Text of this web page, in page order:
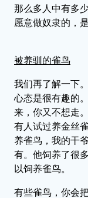
那么多人中有多
愿意做奴隶的，
被养驯的雀鸟
我们再了解一下
心态是很有趣的
来，你又不想走
有人试过养金丝
养雀鸟，我的干
有。他饲养了很
以饲养雀鸟。
有些雀鸟，你会